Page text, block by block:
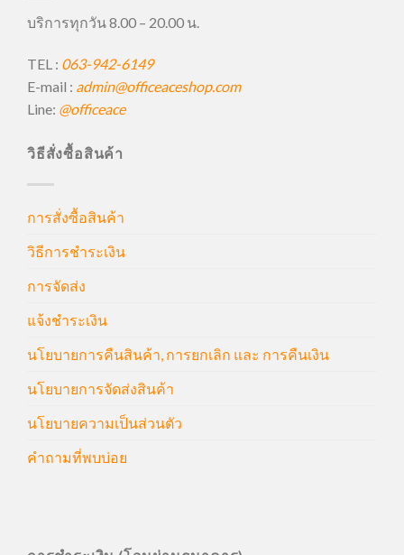
บริการทุกวัน 8.00 – 20.00 น.
TEL : 063-942-6149
E-mail : admin@officeaceshop.com
Line: @officeace
วิธีสั่งซื้อสินค้า
การสั่งซื้อสินค้า
วิธีการชำระเงิน
การจัดส่ง
แจ้งชำระเงิน
นโยบายการคืนสินค้า, การยกเลิก และ การคืนเงิน
นโยบายการจัดส่งสินค้า
นโยบายความเป็นส่วนตัว
คำถามที่พบบ่อย